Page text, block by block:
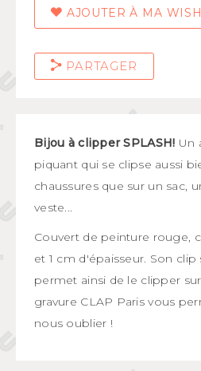
AJOUTER À MA
PARTAGER
Bijou à clipper SPLASH! Un
piquant qui se clipse aussi
chaussures que sur un sac,
veste...
Couvert de peinture rouge,
et 1 cm d'épaisseur. Son
permet ainsi de le clipper sur
gravure CLAP Paris vous
nous oublier !